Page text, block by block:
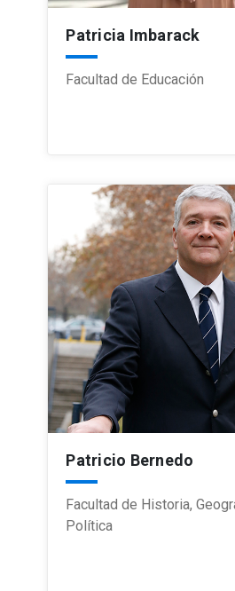
Patricia Imbarack
Facultad de Educación
Patricio Bernedo
Facultad de Historia,
Política